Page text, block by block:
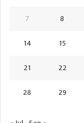
7
8
14
15
21
22
28
29